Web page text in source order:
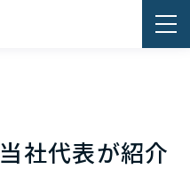
社代表が紹介